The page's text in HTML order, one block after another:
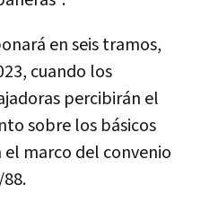
en seis tramos,
cuando los
percibirán el
sobre los básicos
el marco del convenio